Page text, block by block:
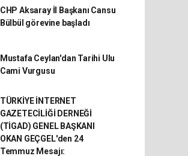
CHP Aksaray İl Başkanı Cansu
Bülbül görevine başladı
Mustafa Ceylan'dan Tarihi Ulu
Cami Vurgusu
TÜRKİYE İNTERNET
GAZETECİLİĞİ DERNEĞİ
(TİGAD) GENEL BAŞKANI
OKAN GEÇGEL'den 24
Temmuz Mesajı: